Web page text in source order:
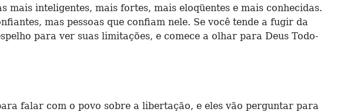
mais inteligentes, mais fortes, mais eloqüentes e mais conhecidas.
mas pessoas que confiam nele. Se você tende a fugir da
para ver suas limitações, e comece a olhar para Deus Todo-
falar com o povo sobre a libertação, e eles vão perguntar para